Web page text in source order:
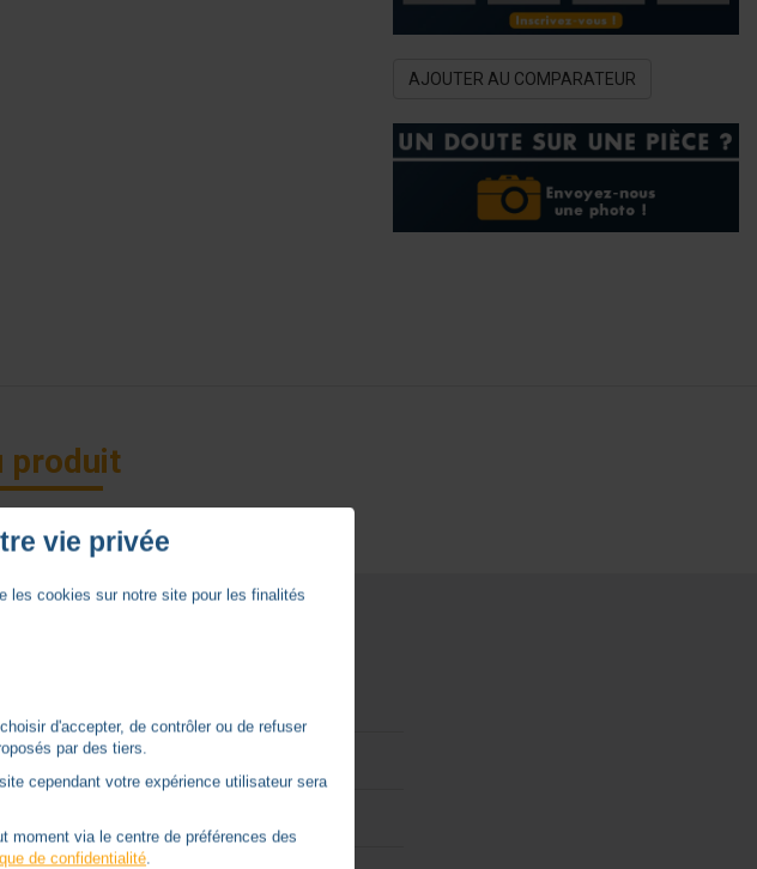
AJOUTER AU COMPARATEUR
produit
vie privée
les cookies sur notre site pour les finalités
d'accepter, de contrôler ou de refuser
par des tiers.
cependant votre expérience utilisateur sera
moment via le centre de préférences des
de confidentialité.